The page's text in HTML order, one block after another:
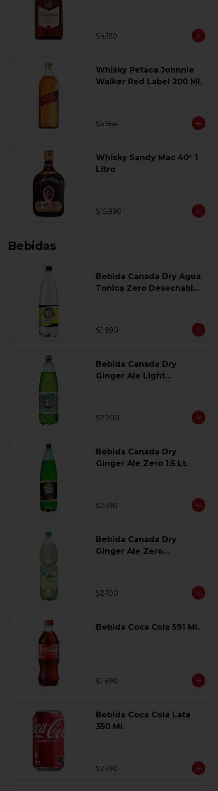
$4.150
Whisky Petaca Johnnie
Walker Red Label 200 Ml.
$6.564
Whisky Sandy Mac 40° 1
Litro
$15.990
Bebidas
Bebida Canada Dry Agua
Tonica Zero Desechable
$1.990
Bebida Canada Dry
Ginger Ale Light
$2.200
Bebida Canada Dry
Ginger Ale Zero 1.5 Lt.
$2.190
Bebida Canada Dry
Ginger Ale Zero
$2.100
Bebida Coca Cola 591 Ml.
$1.690
Bebida Coca Cola Lata
350 Ml.
$2.190